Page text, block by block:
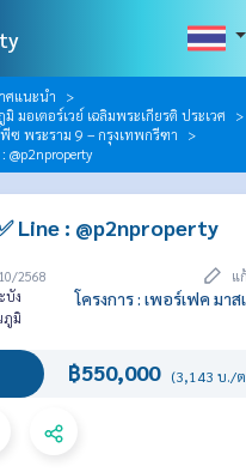
ศแนะนำ
มอเตอร์เวย์ เฉลิมพระเกียรติ ประเวศ
ซ พระราม 9 – กรุงเทพกรีฑา
@p2nproperty
Line : @p2nproperty
2568
แ
บัง
ภูมิ
โครงการ : เพอร์เฟค มา
฿550,000 (3,143 บ./ต